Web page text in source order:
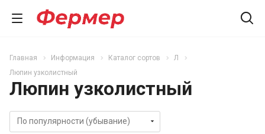
Главная Информация Каталог сортов
Л
Люпин узколистный
Люпин узколистный